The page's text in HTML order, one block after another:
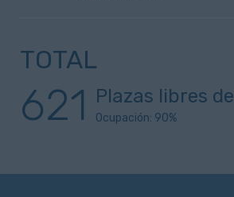
TOTAL
621 Plazas libres de
Ocupación: 90%